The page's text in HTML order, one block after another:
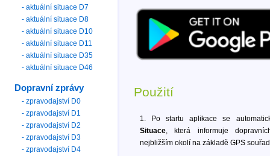
Použití
1. Po startu aplikace se
Situace, která informuje
nejbližším okolí na základě GPS
- aktuální situace D7
- aktuální situace D8
- aktuální situace D10
- aktuální situace D11
- aktuální situace D35
- aktuální situace D46
Dopravní zprávy
- zpravodajství D0
- zpravodajství D1
- zpravodajství D2
- zpravodajství D3
- zpravodajství D4